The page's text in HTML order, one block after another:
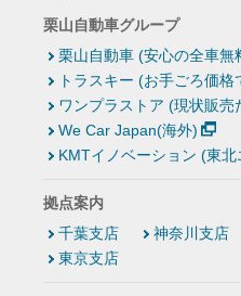
栗山自動車グループ
栗山自動車 (安心の全車無
トラスキー (お手ごろ価
ワンプラストア (現状販
We Car Japan(海外)
KMTイノベーション (東北
拠点案内
千葉支店
神奈川支店
東京支店